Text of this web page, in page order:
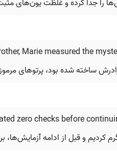
Marie measured the
ساخته شده بود، پرتوهای
zero checks before
کردیم و قبل از ادامه آزمایش‌ها،